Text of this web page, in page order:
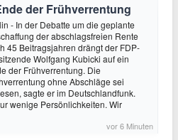
der Frühverrentung
- In der Debatte um die geplante
der abschlagsfreien Rente
45 Beitragsjahren drängt der FDP-
Wolfgang Kubicki auf ein
der Frühverrentung. Die
ohne Abschläge sei
sagte er im Deutschlandfunk.
wenige Persönlichkeiten. Wir
vor 6 Minuten